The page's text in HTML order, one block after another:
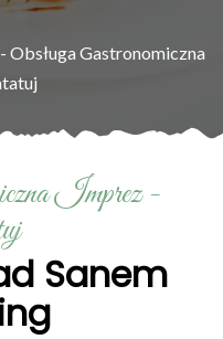
Obsługa Gastronomiczna
Imprez -
Sanem